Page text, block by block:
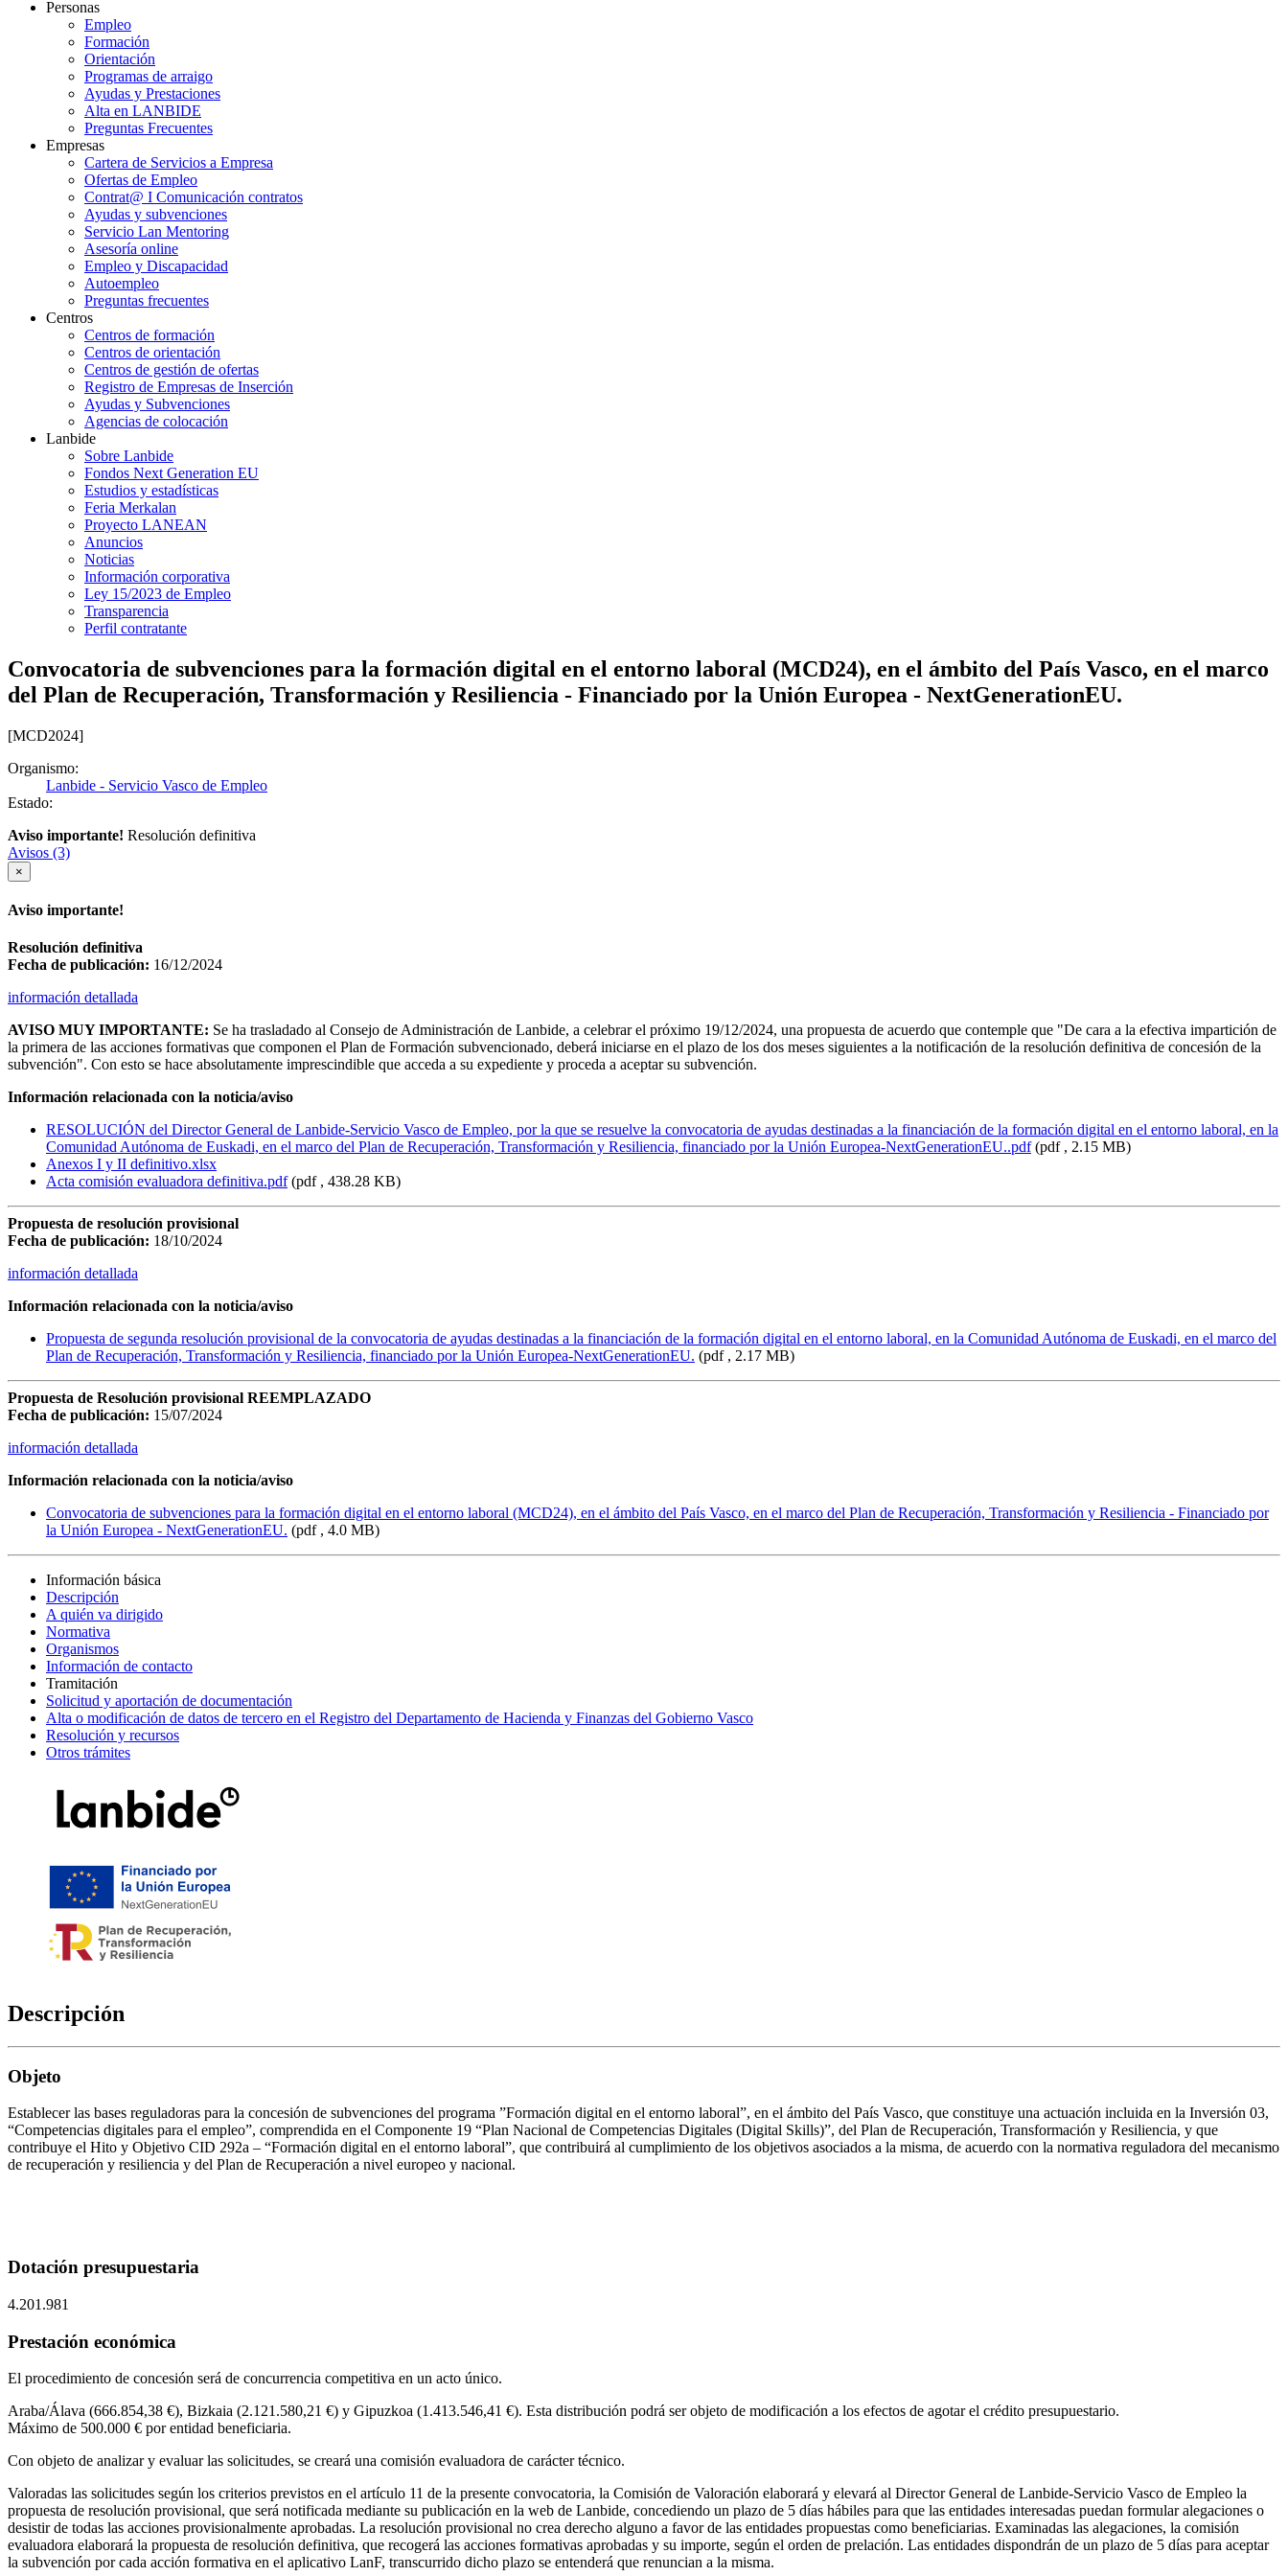
Personas
Empleo
Formación
Orientación
Programas de arraigo
Ayudas y Prestaciones
Alta en LANBIDE
Preguntas Frecuentes
Empresas
Cartera de Servicios a Empresa
Ofertas de Empleo
Contrat@ I Comunicación contratos
Ayudas y subvenciones
Servicio Lan Mentoring
Asesoría online
Empleo y Discapacidad
Autoempleo
Preguntas frecuentes
Centros
Centros de formación
Centros de orientación
Centros de gestión de ofertas
Registro de Empresas de Inserción
Ayudas y Subvenciones
Agencias de colocación
Lanbide
Sobre Lanbide
Fondos Next Generation EU
Estudios y estadísticas
Feria Merkalan
Proyecto LANEAN
Anuncios
Noticias
Información corporativa
Ley 15/2023 de Empleo
Transparencia
Perfil contratante
Convocatoria de subvenciones para la formación digital en el entorno laboral (MCD24), en el ámbito del País Vasco, en el marco
del Plan de Recuperación, Transformación y Resiliencia - Financiado por la Unión Europea - NextGenerationEU.
[MCD2024]
Organismo:
Lanbide - Servicio Vasco de Empleo
Estado:
Aviso importante! Resolución definitiva
Avisos (3)
×
Aviso importante!
Resolución definitiva
Fecha de publicación: 16/12/2024
información detallada
AVISO MUY IMPORTANTE: Se ha trasladado al Consejo de Administración de Lanbide, a celebrar el próximo 19/12/2024, una propuesta de acuerdo que contemple que "De cara a la efectiva impartición de
la primera de las acciones formativas que componen el Plan de Formación subvencionado, deberá iniciarse en el plazo de los dos meses siguientes a la notificación de la resolución definitiva de concesión de la
subvención". Con esto se hace absolutamente imprescindible que acceda a su expediente y proceda a aceptar su subvención.
Información relacionada con la noticia/aviso
RESOLUCIÓN del Director General de Lanbide-Servicio Vasco de Empleo, por la que se resuelve la convocatoria de ayudas destinadas a la financiación de la formación digital en el entorno laboral, en la
Comunidad Autónoma de Euskadi, en el marco del Plan de Recuperación, Transformación y Resiliencia, financiado por la Unión Europea-NextGenerationEU..pdf(pdf , 2.15 MB)
Anexos I y II definitivo.xlsx
Acta comisión evaluadora definitiva.pdf(pdf , 438.28 KB)
Propuesta de resolución provisional
Fecha de publicación: 18/10/2024
información detallada
Información relacionada con la noticia/aviso
Propuesta de segunda resolución provisional de la convocatoria de ayudas destinadas a la financiación de la formación digital en el entorno laboral, en la Comunidad Autónoma de Euskadi, en el marco del
Plan de Recuperación, Transformación y Resiliencia, financiado por la Unión Europea-NextGenerationEU. (pdf , 2.17 MB)
Propuesta de Resolución provisional REEMPLAZADO
Fecha de publicación: 15/07/2024
información detallada
Información relacionada con la noticia/aviso
Convocatoria de subvenciones para la formación digital en el entorno laboral (MCD24), en el ámbito del País Vasco, en el marco del Plan de Recuperación, Transformación y Resiliencia - Financiado por
la Unión Europea - NextGenerationEU. (pdf , 4.0 MB)
Información básica
Descripción
A quién va dirigido
Normativa
Organismos
Información de contacto
Tramitación
Solicitud y aportación de documentación
Alta o modificación de datos de tercero en el Registro del Departamento de Hacienda y Finanzas del Gobierno Vasco
Resolución y recursos
Otros trámites
Descripción
Objeto
Establecer las bases reguladoras para la concesión de subvenciones del programa ”Formación digital en el entorno laboral”, en el ámbito del País Vasco, que constituye una actuación incluida en la Inversión 03,
“Competencias digitales para el empleo”, comprendida en el Componente 19 “Plan Nacional de Competencias Digitales (Digital Skills)”, del Plan de Recuperación, Transformación y Resiliencia, y que
contribuye el Hito y Objetivo CID 292a – “Formación digital en el entorno laboral”, que contribuirá al cumplimiento de los objetivos asociados a la misma, de acuerdo con la normativa reguladora del mecanismo
de recuperación y resiliencia y del Plan de Recuperación a nivel europeo y nacional.
Dotación presupuestaria
4.201.981
Prestación económica
El procedimiento de concesión será de concurrencia competitiva en un acto único.
Araba/Álava (666.854,38 €), Bizkaia (2.121.580,21 €) y Gipuzkoa (1.413.546,41 €). Esta distribución podrá ser objeto de modificación a los efectos de agotar el crédito presupuestario.
Máximo de 500.000 € por entidad beneficiaria.
Con objeto de analizar y evaluar las solicitudes, se creará una comisión evaluadora de carácter técnico.
Valoradas las solicitudes según los criterios previstos en el artículo 11 de la presente convocatoria, la Comisión de Valoración elaborará y elevará al Director General de Lanbide-Servicio Vasco de Empleo la
propuesta de resolución provisional, que será notificada mediante su publicación en la web de Lanbide, concediendo un plazo de 5 días hábiles para que las entidades interesadas puedan formular alegaciones o
desistir de todas las acciones provisionalmente aprobadas. La resolución provisional no crea derecho alguno a favor de las entidades propuestas como beneficiarias. Examinadas las alegaciones, la comisión
evaluadora elaborará la propuesta de resolución definitiva, que recogerá las acciones formativas aprobadas y su importe, según el orden de prelación. Las entidades dispondrán de un plazo de 5 días para aceptar
la subvención por cada acción formativa en el aplicativo LanF, transcurrido dicho plazo se entenderá que renuncian a la misma.